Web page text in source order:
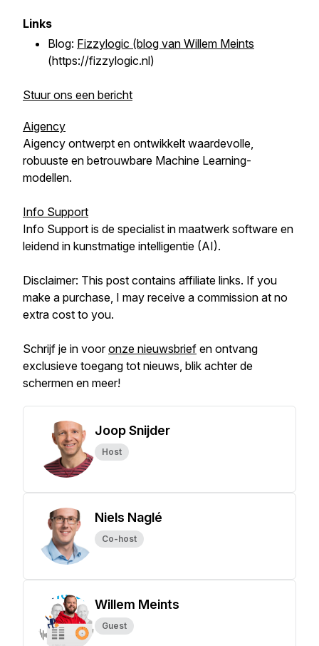
Links
Blog: Fizzylogic (blog van Willem Meints
(https://fizzylogic.nl)
Stuur ons een bericht
Aigency
Aigency ontwerpt en ontwikkelt waardevolle,
robuuste en betrouwbare Machine Learning-
modellen.
Info Support
Info Support is de specialist in maatwerk software en
leidend in kunstmatige intelligentie (AI).
Disclaimer: This post contains affiliate links. If you
make a purchase, I may receive a commission at no
extra cost to you.
Schrijf je in vooronze nieuwsbrief en ontvang
exclusieve toegang tot nieuws, blik achter de
schermen en meer!
Joop Snijder
Host
Niels Naglé
Co-host
Willem Meints
Guest